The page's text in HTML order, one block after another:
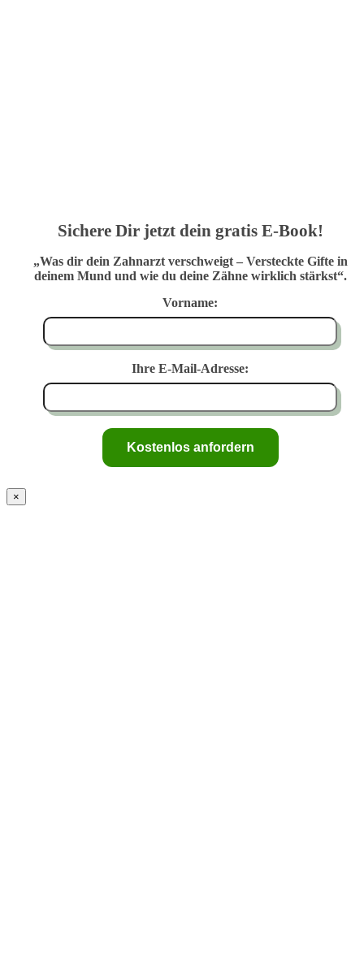
Sichere Dir jetzt dein gratis E-Book!
„Was dir dein Zahnarzt verschweigt – Versteckte Gifte in
deinem Mund und wie du deine Zähne wirklich stärkst“.
Vorname:
Ihre E-Mail-Adresse:
×